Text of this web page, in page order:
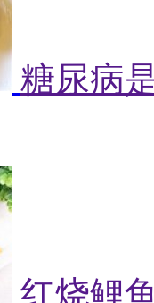
糖尿病
红烧鲤